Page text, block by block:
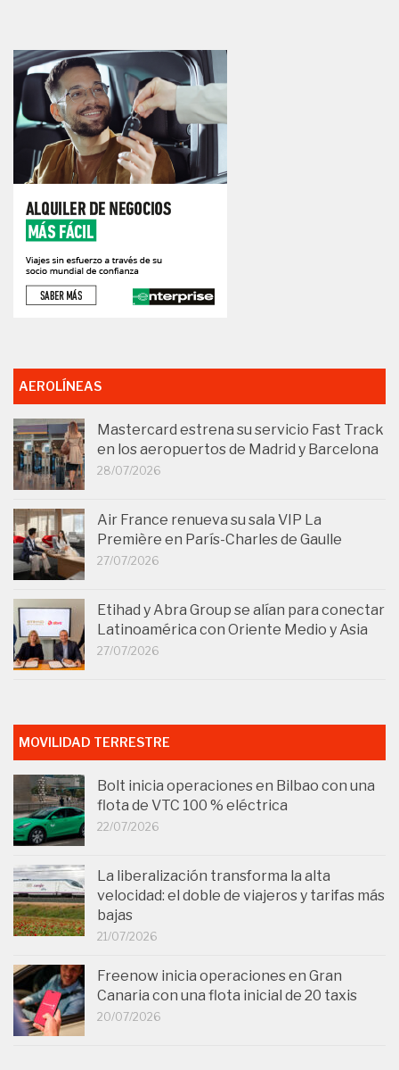
AEROLÍNEAS
Mastercard estrena su servicio Fast Track
en los aeropuertos de Madrid y Barcelona
28/07/2026
Air France renueva su sala VIP La
Première en París-Charles de Gaulle
27/07/2026
Etihad y Abra Group se alían para conectar
Latinoamérica con Oriente Medio y Asia
27/07/2026
MOVILIDAD TERRESTRE
Bolt inicia operaciones en Bilbao con una
flota de VTC 100 % eléctrica
22/07/2026
La liberalización transforma la alta
velocidad: el doble de viajeros y tarifas más
bajas
21/07/2026
Freenow inicia operaciones en Gran
Canaria con una flota inicial de 20 taxis
20/07/2026